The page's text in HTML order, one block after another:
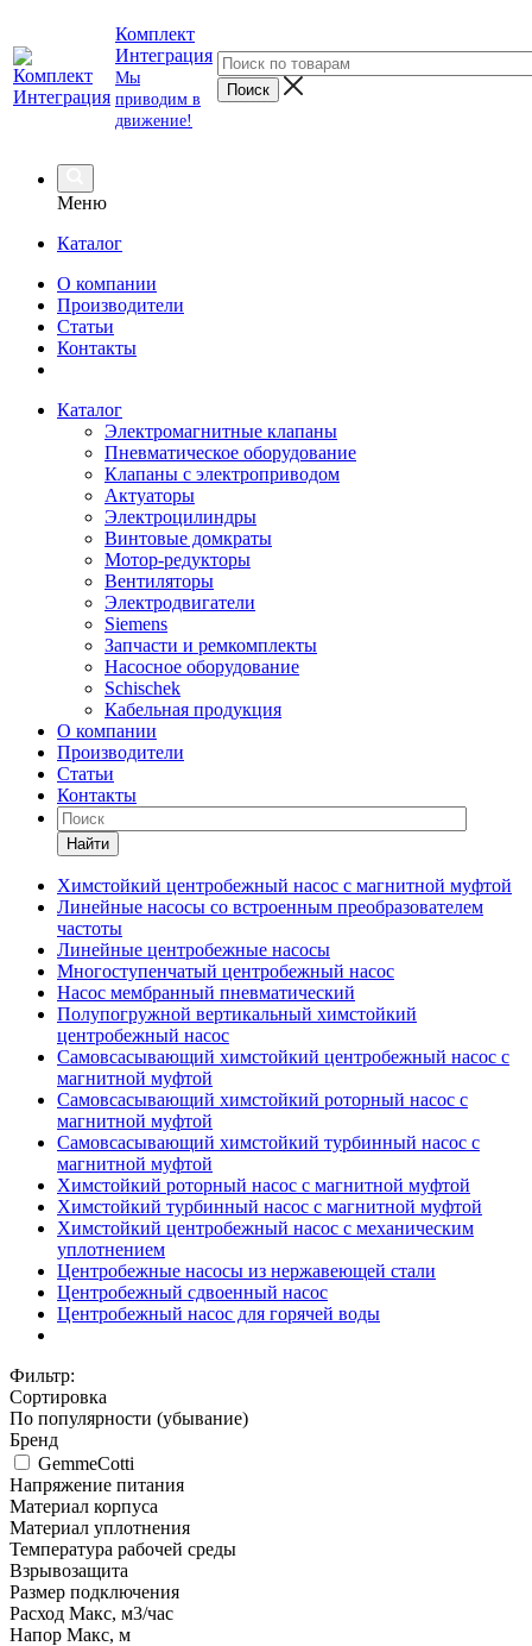
Комплект
Интеграция
Мы
приводим в
движение!
Меню
Каталог
О компании
Производители
Статьи
Контакты
Каталог
Электромагнитные клапаны
Пневматическое оборудование
Клапаны с электроприводом
Актуаторы
Электроцилиндры
Винтовые домкраты
Мотор-редукторы
Вентиляторы
Электродвигатели
Siemens
Запчасти и ремкомплекты
Насосное оборудование
Schischek
Кабельная продукция
О компании
Производители
Статьи
Контакты
Найти
Химстойкий центробежный насос с магнитной муфтой
Линейные насосы со встроенным преобразователем
частоты
Линейные центробежные насосы
Многоступенчатый центробежный насос
Насос мембранный пневматический
Полупогружной вертикальный химстойкий
центробежный насос
Самовсасывающий химстойкий центробежный насос с
магнитной муфтой
Самовсасывающий химстойкий роторный насос с
магнитной муфтой
Самовсасывающий химстойкий турбинный насос с
магнитной муфтой
Химстойкий роторный насос с магнитной муфтой
Химстойкий турбинный насос с магнитной муфтой
Химстойкий центробежный насос с механическим
уплотнением
Центробежные насосы из нержавеющей стали
Центробежный cдвоенный насос
Центробежный насос для горячей воды
Фильтр:
Сортировка
По популярности (убывание)
Бренд
GemmeCotti
Напряжение питания
Материал корпуса
Материал уплотнения
Температура рабочей среды
Взрывозащита
Размер подключения
Расход Макс, м3/час
Напор Макс, м